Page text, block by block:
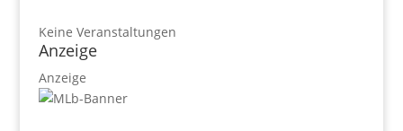
Keine Veranstaltungen
Anzeige
Anzeige